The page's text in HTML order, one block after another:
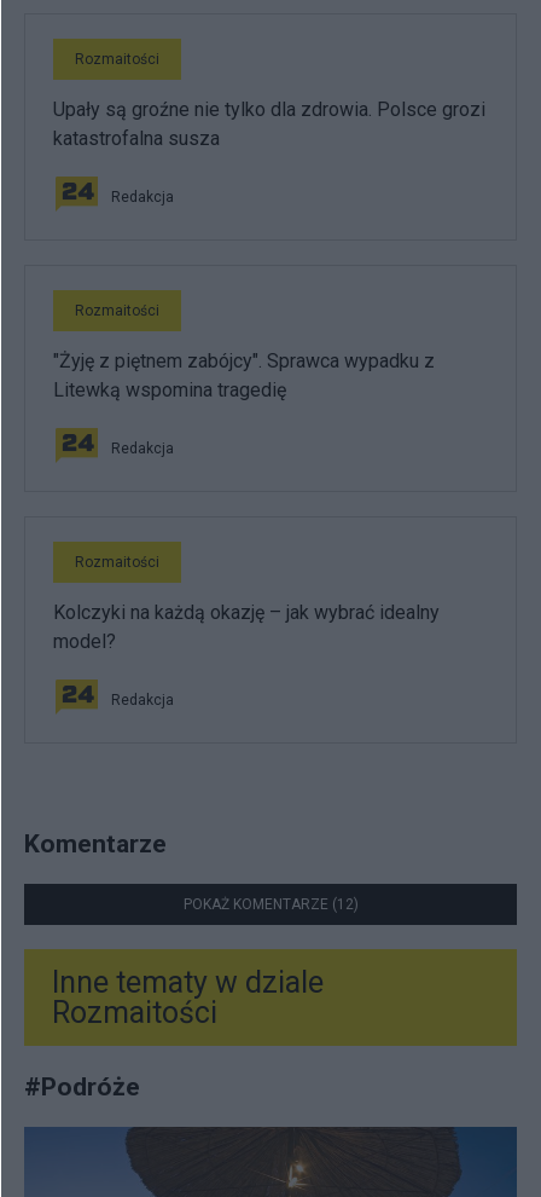
Rozmaitości
Upały są groźne nie tylko dla zdrowia. Polsce grozi
katastrofalna susza
Redakcja
Rozmaitości
"Żyję z piętnem zabójcy". Sprawca wypadku z
Litewką wspomina tragedię
Redakcja
Rozmaitości
Kolczyki na każdą okazję – jak wybrać idealny
model?
Redakcja
Komentarze
POKAŻ KOMENTARZE (12)
Inne tematy w dziale
Rozmaitości
#Podróże